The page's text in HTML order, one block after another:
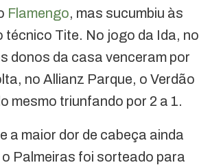
Flamengo, mas sucumbiu às
técnico Tite. No jogo da Ida, no
donos da casa venceram por
no Allianz Parque, o Verdão
mesmo triunfando por 2 a 1.
a maior dor de cabeça ainda
Palmeiras foi sorteado para